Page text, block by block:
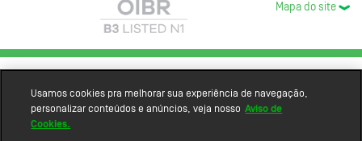
Mapa do site
Usamos cookies pra melhorar sua experiência de navegação,
personalizar conteúdos e anúncios, veja nosso Aviso de
Cookies.